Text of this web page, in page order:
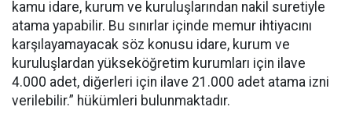
kamu idare, kurum ve kuruluşlarından nakil suretiyle
atama yapabilir. Bu sınırlar içinde memur ihtiyacını
karşılayamayacak söz konusu idare, kurum ve
kuruluşlardan yükseköğretim kurumları için ilave
4.000 adet, diğerleri için ilave 21.000 adet atama izni
verilebilir.” hükümleri bulunmaktadır.